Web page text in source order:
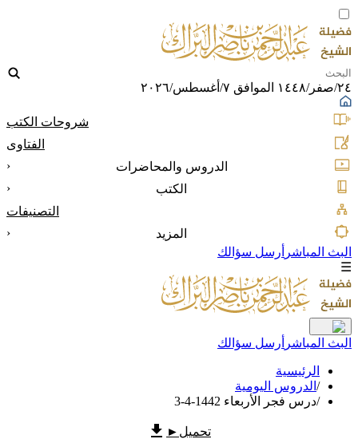
٢٤/صفر/١٤٤٨ الموافق ٧/أغسطس/٢٠٢٦
شروحات الكتب
الفتاوى
الدروس والمحاضرات
‹
الكتب
‹
التصنيفات
المزيد
‹
البث المباشر أرسل سؤالك
☰
البث المباشر أرسل سؤالك
الرئيسية
/ الدروس اليومية
/درس فجر الأربعاء 1442-4-3
تحميل ►